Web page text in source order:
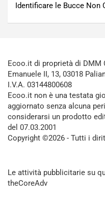
Identificare le Bucce Non
Ecoo.it di proprietà di DMM
Emanuele II, 13, 03018
I.V.A. 03144800608
Ecoo.it non è una testata
aggiornato senza alcuna
considerarsi un prodotto
del 07.03.2001
Copyright ©2026 - Tutti i
Le attività pubblicitarie su
theCoreAdv